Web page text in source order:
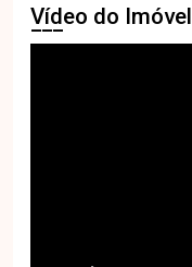
Vídeo do Imóvel